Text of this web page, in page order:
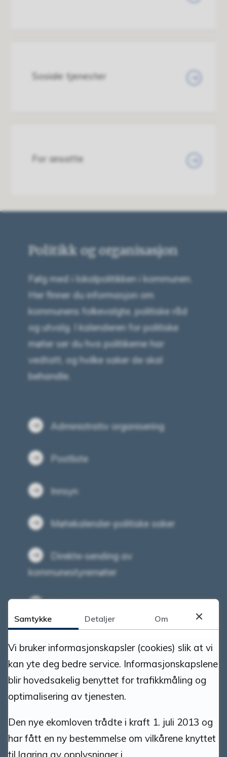
Sosiale tjenester
For ansatte
Politikk og organisasjon
Følg med i lokalpolitikken i kommunen.
Her finner du informasjon om
kommunens folkevalgte, politiske råd
og utvalg. I kalenderen for politiske
møter ser du hva politikerne har
vedtatt, og hvilke saker de skal
behandle.
Administrativ organisering
Postliste
Innsyn
Møtekalender-politiske saker
Direkte-sending av
kommunestyremøter
Nord-Østerdal
Kunngjøringer og høringer
Ledige stillinger
Personoversikt
Samtykke Detaljer Om
Vi bruker informasjonskapsler (cookies) slik at vi
kan yte deg bedre service. Informasjonskapslene
blir hovedsakelig benyttet for trafikkmåling og
optimalisering av tjenesten.
Den nye ekomloven trådte i kraft 1. juli 2013 og
har fått en ny bestemmelse om vilkårene knyttet
til lagring av opplysninger i